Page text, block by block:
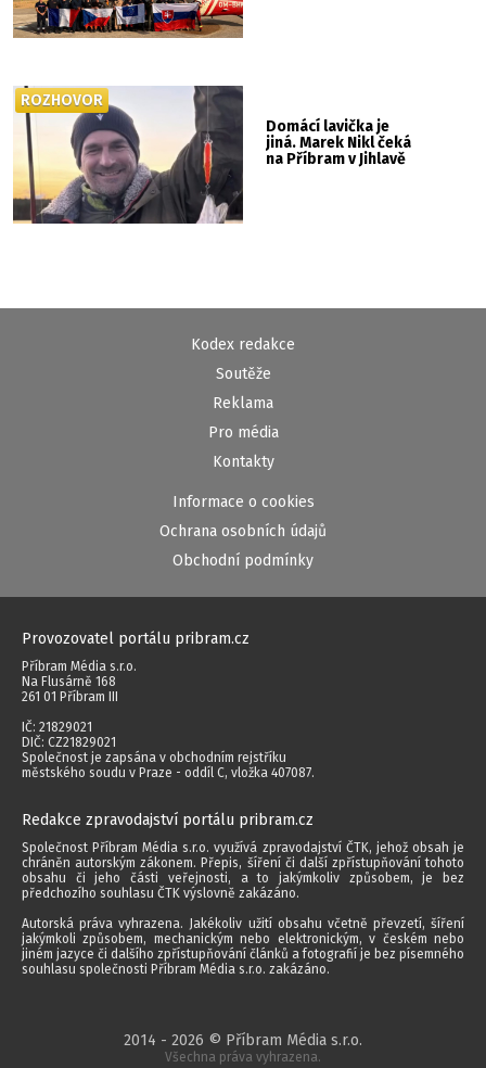
Domácí lavička je
jiná. Marek Nikl čeká
na Příbram v Jihlavě
ROZHOVOR
Kodex redakce
Soutěže
Reklama
Pro média
Kontakty
Informace o cookies
Ochrana osobních údajů
Obchodní podmínky
Provozovatel portálu pribram.cz
Příbram Média s.r.o.
Na Flusárně 168
261 01 Příbram III
IČ: 21829021
DIČ: CZ21829021
Společnost je zapsána v obchodním rejstříku
městského soudu v Praze - oddíl C, vložka 407087.
Redakce zpravodajství portálu pribram.cz
Společnost Příbram Média s.r.o. využívá zpravodajství ČTK, jehož obsah je
chráněn autorským zákonem. Přepis, šíření či další zpřístupňování tohoto
obsahu či jeho části veřejnosti, a to jakýmkoliv způsobem, je bez
předchozího souhlasu ČTK výslovně zakázáno.
Autorská práva vyhrazena. Jakékoliv užití obsahu včetně převzetí, šíření
jakýmkoli způsobem, mechanickým nebo elektronickým, v českém nebo
jiném jazyce či dalšího zpřístupňování článků a fotografií je bez písemného
souhlasu společnosti Příbram Média s.r.o. zakázáno.
2014 - 2026 © Příbram Média s.r.o.
Všechna práva vyhrazena.